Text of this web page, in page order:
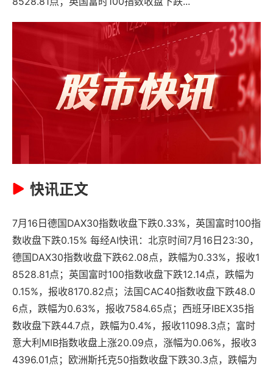
快讯正文
7月16日德国DAX30指数收盘下跌0.33%，英国富时100指
数收盘下跌0.15% 每经AI快讯：北京时间7月16日23:30，
德国DAX30指数收盘下跌62.08点，跌幅为0.33%，报收1
8528.81点；英国富时100指数收盘下跌12.14点，跌幅为
0.15%，报收8170.82点；法国CAC40指数收盘下跌48.0
6点，跌幅为0.63%，报收7584.65点；西班牙IBEX35指
数收盘下跌44.7点，跌幅为0.4%，报收11098.3点；富时
意大利MIB指数收盘上涨20.09点，涨幅为0.06%，报收3
4396.01点；欧洲斯托克50指数收盘下跌30.3点，跌幅为